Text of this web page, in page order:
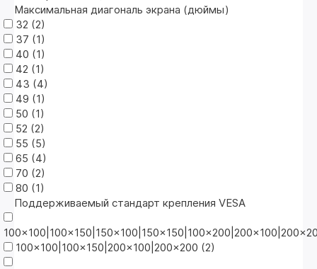
Максимальная диагональ экрана (дюймы)
32 (2)
37 (1)
40 (1)
42 (1)
43 (4)
49 (1)
50 (1)
52 (2)
55 (5)
65 (4)
70 (2)
80 (1)
Поддерживаемый стандарт крепления VESA
100x100|100x150|200x100|200x200 (2)